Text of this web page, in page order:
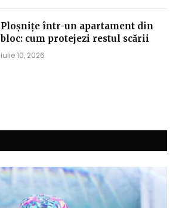
Ploșnițe într-un apartament din
bloc: cum protejezi restul scării
iulie 10, 2026